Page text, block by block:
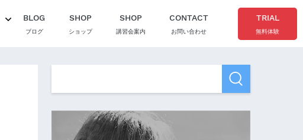
BLOG
ブログ
SHOP
ショップ
SHOP
講習会案内
CONTACT
お問い合わせ
TRIAL
無料体験